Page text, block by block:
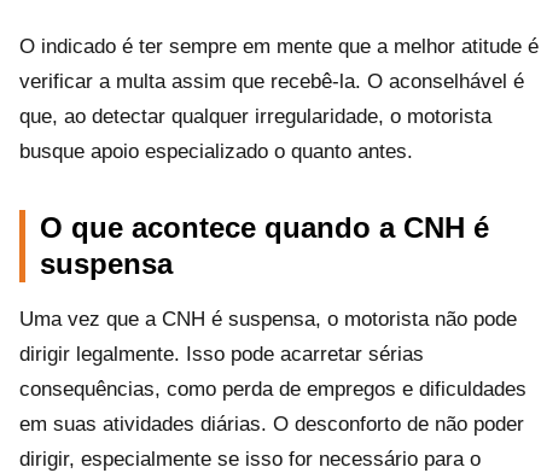
O indicado é ter sempre em mente que a melhor atitude é
verificar a multa assim que recebê-la. O aconselhável é
que, ao detectar qualquer irregularidade, o motorista
busque apoio especializado o quanto antes.
O que acontece quando a CNH é
suspensa
Uma vez que a CNH é suspensa, o motorista não pode
dirigir legalmente. Isso pode acarretar sérias
consequências, como perda de empregos e dificuldades
em suas atividades diárias. O desconforto de não poder
dirigir, especialmente se isso for necessário para o